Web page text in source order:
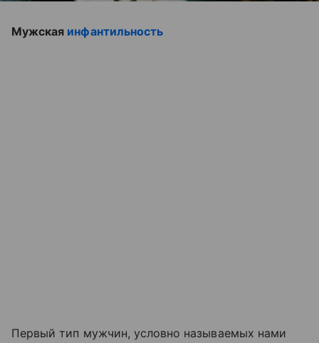
Мужская инфантильность
Первый тип мужчин, условно называемых нами